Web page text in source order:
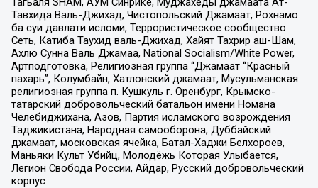
Тавхида Валь-Джихад, Чистопольский Джамаат, Рохнамо
ба суи давлати исломи, Террористическое сообщество
Сеть, Катиба Таухид валь-Джихад, Хайят Тахрир аш-Шам,
Ахлю Сунна Валь Джамаа, National Socialism/White Power,
Артподготовка, Религиозная группа “Джамаат “Красный
пахарь”, Колумбайн, Хатлонский джамаат, Мусульманская
религиозная группа п. Кушкуль г. Оренбург, Крымско-
татарский добровольческий батальон имени Номана
Челебиджихана, Азов, Партия исламского возрождения
Таджикистана, Народная самооборона, Дуббайский
джамаат, московская ячейка, Батал-Хаджи Белхороев,
Маньяки Культ Убийц, Молодёжь Которая Улыбается,
Легион Свобода России, Айдар, Русский добровольческий
корпус